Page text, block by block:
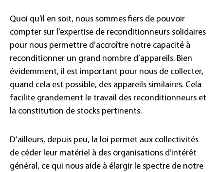
Quoi qu’il en soit, nous sommes fiers de pouvoir
compter sur l’expertise de reconditionneurs solidaires
pour nous permettre d’accroître notre capacité à
reconditionner un grand nombre d’appareils. Bien
évidemment, il est important pour nous de collecter,
quand cela est possible, des appareils similaires. Cela
facilite grandement le travail des reconditionneurs et
la constitution de stocks pertinents.
D’ailleurs, depuis peu, la loi permet aux collectivités
de céder leur matériel à des organisations d’intérêt
général, ce qui nous aide à élargir le spectre de notre